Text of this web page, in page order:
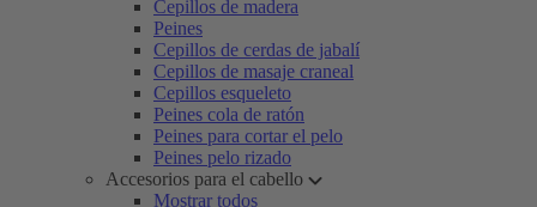
Cepillos de madera
Peines
Cepillos de cerdas de jabalí
Cepillos de masaje craneal
Cepillos esqueleto
Peines cola de ratón
Peines para cortar el pelo
Peines pelo rizado
Accesorios para el cabello
Mostrar todos